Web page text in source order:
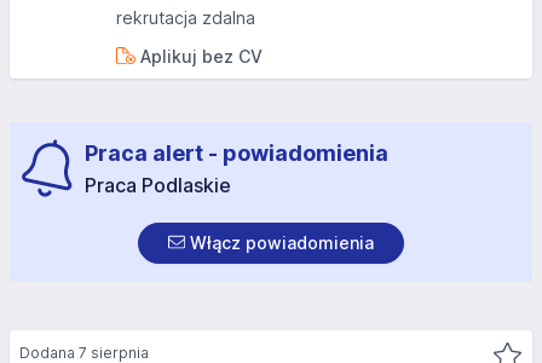
rekrutacja zdalna
Aplikuj bez CV
Praca alert - powiadomienia
Praca Podlaskie
Włącz powiadomienia
Dodana 7 sierpnia